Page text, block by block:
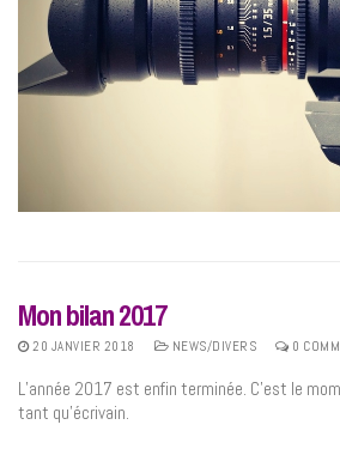
Mon bilan 2017
20 JANVIER 2018 NEWS/DIVERS 0
L’année 2017 est enfin terminée. C’est le
tant qu’écrivain.